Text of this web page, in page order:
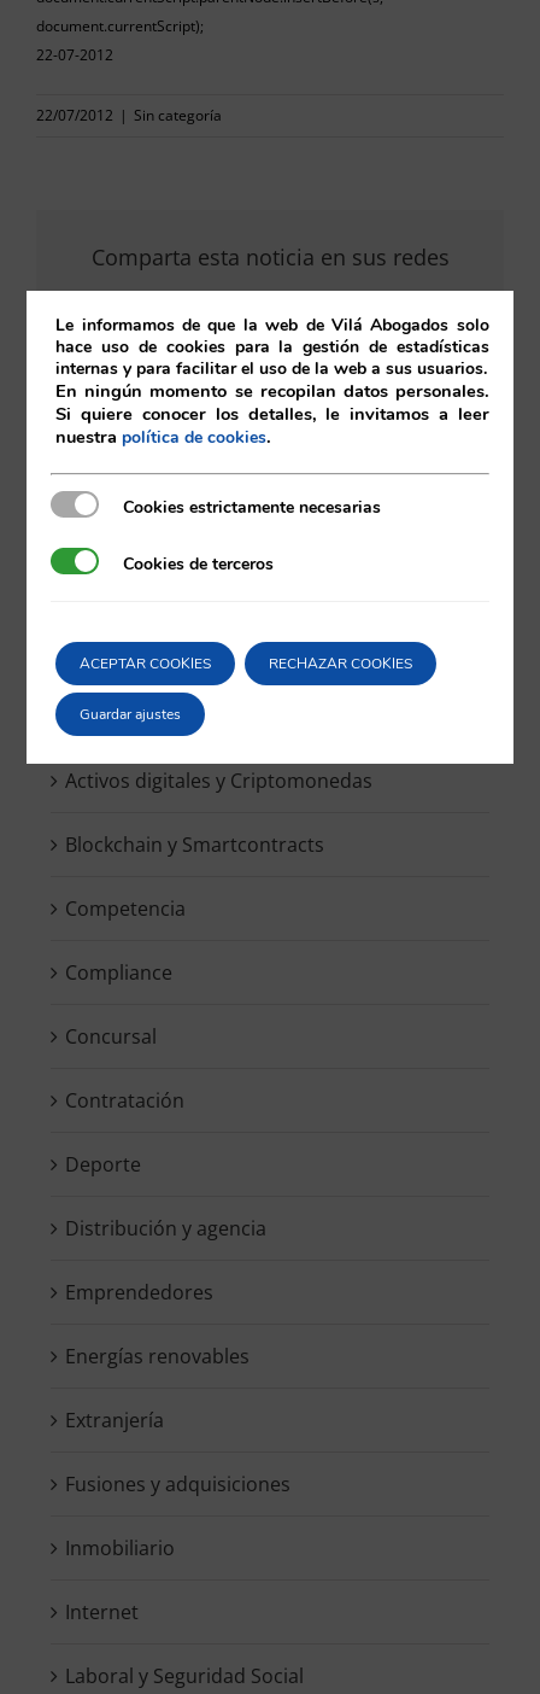
document.currentScript);
22-07-2012
22/07/2012 | Sin categoría
Comparta esta noticia en sus redes
X LinkedIn
Activos digitales y Criptomonedas
Blockchain y Smartcontracts
Competencia
Compliance
Concursal
Contratación
Deporte
Distribución y agencia
Emprendedores
Energías renovables
Extranjería
Fusiones y adquisiciones
Inmobiliario
Internet
Laboral y Seguridad Social
Le informamos de que la web de Vilá Abogados solo
hace uso de cookies para la gestión de estadísticas
internas y para facilitar el uso de la web a sus usuarios.
En ningún momento se recopilan datos personales.
Si quiere conocer los detalles, le invitamos a leer
nuestra política de cookies.
Cookies estrictamente necesarias
Cookies estrictamente necesarias
Cookies de terceros
Cookies de terceros
ACEPTAR COOKIES RECHAZAR COOKIES
Guardar ajustes